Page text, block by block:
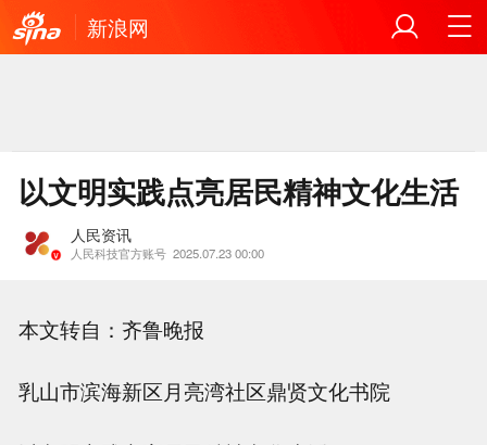
新浪网
以文明实践点亮居民精神文化生活
人民资讯
人民科技官方账号 2025.07.23 00:00
本文转自：齐鲁晚报
乳山市滨海新区月亮湾社区鼎贤文化书院